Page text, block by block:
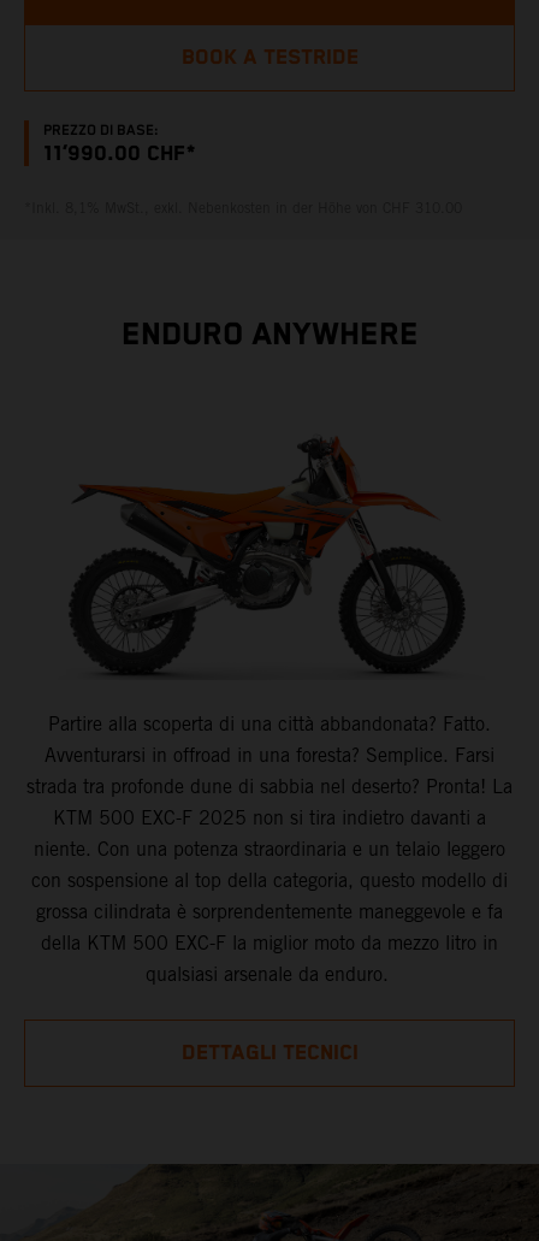
PREZZO DI BASE:
11’990.00 CHF*
BOOK A TESTRIDE
ENDURO ANYWHERE
Partire alla scoperta di una città abbandonata? Fatto.
Avventurarsi in offroad in una foresta? Semplice. Farsi
strada tra profonde dune di sabbia nel deserto? Pronta! La
KTM 500 EXC-F 2025 non si tira indietro davanti a
niente. Con una potenza straordinaria e un telaio leggero
con sospensione al top della categoria, questo modello di
grossa cilindrata è sorprendentemente maneggevole e fa
della KTM 500 EXC-F la miglior moto da mezzo litro in
qualsiasi arsenale da enduro.
DETTAGLI TECNICI